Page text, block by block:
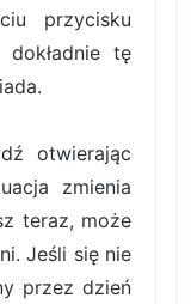
przycisku
tę
otwierając
zmienia
teraz, może
Jeśli się nie
przez dzień